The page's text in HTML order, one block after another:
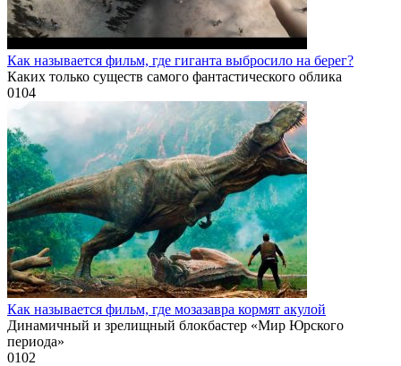
Как называется фильм, где гиганта выбросило на берег?
Каких только существ самого фантастического облика
0104
Как называется фильм, где мозазавра кормят акулой
Динамичный и зрелищный блокбастер «Мир Юрского
периода»
0102